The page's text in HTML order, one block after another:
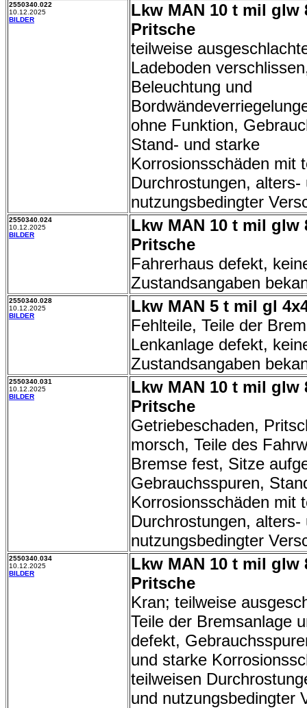
2550340.022
10.12.2025
BILDER
Lkw MAN 10 t mil glw
Pritsche
teilweise
Ladeboden
Beleuchtung und
ohne Funktion,
Stand- und starke
Korrosionsschäden mit
Durchrostungen, alters-
nutzungsbedingter
2550340.024
10.12.2025
BILDER
Lkw MAN 10 t mil glw
Pritsche
Fahrerhaus defekt,
Zustandsangaben
2550340.028
10.12.2025
BILDER
Lkw MAN 5 t mil gl
Fehlteile, Teile der
Lenkanlage defekt,
Zustandsangaben
2550340.031
10.12.2025
BILDER
Lkw MAN 10 t mil glw
Pritsche
Getriebeschaden,
morsch, Teile des
Bremse fest, Sitze
Gebrauchsspuren,
Korrosionsschäden mit
Durchrostungen, alters-
nutzungsbedingter
2550340.034
10.12.2025
BILDER
Lkw MAN 10 t mil glw
Pritsche
Kran; teilweise
Teile der Bremsanlage
defekt,
und starke
teilweisen
und nutzungsbedingter